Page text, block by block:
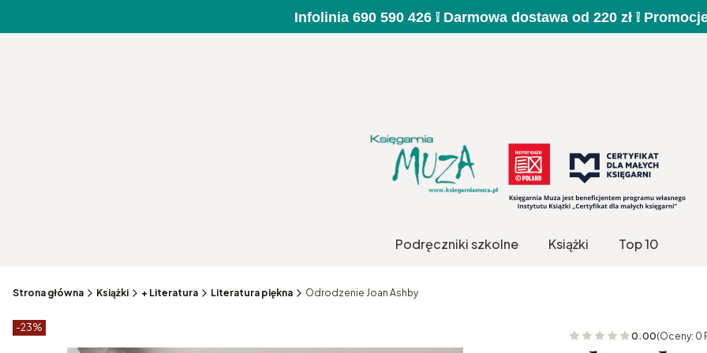
Infolinia 690 590 426 ❕ Darmowa dostawa od 220 zł ❕
Podręczniki szkolne Książki Top 10
Strona główna Książki + Literatura Literatura piękna Odrodzenie Joan Ashby
Etykiety produktu
-23%
0.00(Oceny: 0